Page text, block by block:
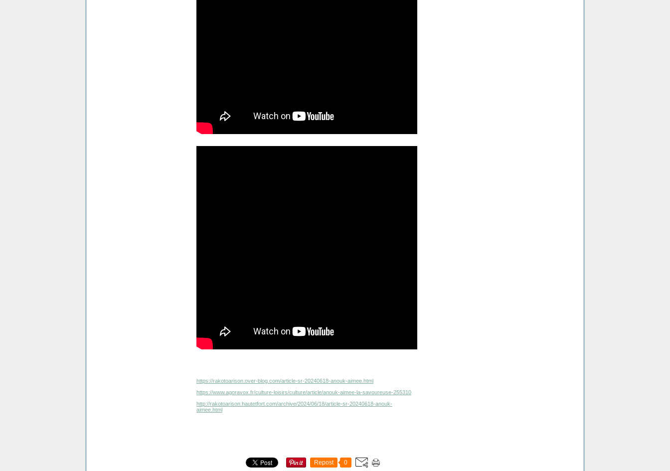
https://rakotoarison.over-blog.com/article-sr-20240618-anouk-aimee.html
https://www.agoravox.fr/culture-loisirs/culture/article/anouk-aimee-la-savoureuse-255310
http://rakotoarison.hautetfort.com/archive/2024/06/18/article-sr-20240618-anouk-
aimee.html
Repost 0